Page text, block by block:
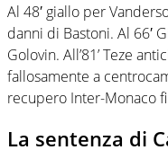
Al 48′ giallo per
danni di Bastoni. Al 66′
Golovin. All’81’ Teze
fallosamente a
recupero Inter-Monaco
La sentenza di